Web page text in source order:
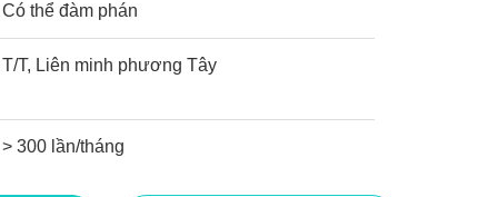
Có thể đàm phán
T/T, Liên minh phương Tây
> 300 lần/tháng